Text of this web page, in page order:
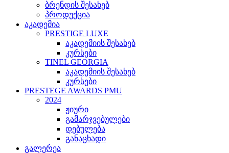
ბრენდის შესახებ
პროდუქცია
აკადემია
PRESTIGE LUXE
აკადემიის შესახებ
კურსები
TINEL GEORGIA
აკადემიის შესახებ
კურსები
PRESTEGE AWARDS PMU
2024
ჟიური
გამარჯვებულები
დებულება
განაცხადი
გალერეა